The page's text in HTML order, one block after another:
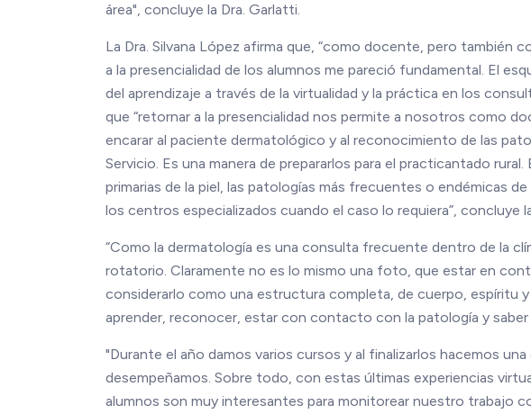
área", concluye la Dra. Garlatti.
La Dra. Silvana López afirma que, “como docente, pero también
a la presencialidad de los alumnos me pareció fundamental. El
del aprendizaje a través de la virtualidad y la práctica en los
que “retornar a la presencialidad nos permite a nosotros como
encarar al paciente dermatológico y al reconocimiento de las
Servicio. Es una manera de prepararlos para el practicantado
primarias de la piel, las patologías más frecuentes o endémicas
los centros especializados cuando el caso lo requiera”, concluye
“Como la dermatología es una consulta frecuente dentro de la
rotatorio. Claramente no es lo mismo una foto, que estar en
considerarlo como una estructura completa, de cuerpo, espíritu y
aprender, reconocer, estar con contacto con la patología y
"Durante el año damos varios cursos y al finalizarlos hacemos
desempeñamos. Sobre todo, con estas últimas experiencias
alumnos son muy interesantes para monitorear nuestro trabajo